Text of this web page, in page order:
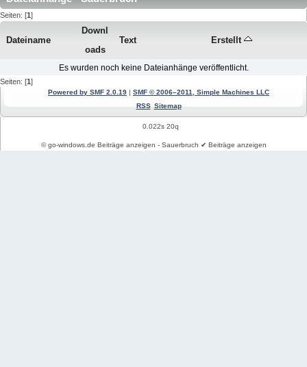
Seiten: [1]
Dateiname
Downl
oads
Text Erstellt
Es wurden noch keine Dateianhänge veröffentlicht.
Seiten: [1 ]
Powered by SMF 2.0.19 | SMF © 2006–2011, Simple Machines LLC
RSS Sitemap
0.022s 20q
© go-windows.de Beiträge anzeigen - Sauerbruch ✔ Beiträge anzeigen